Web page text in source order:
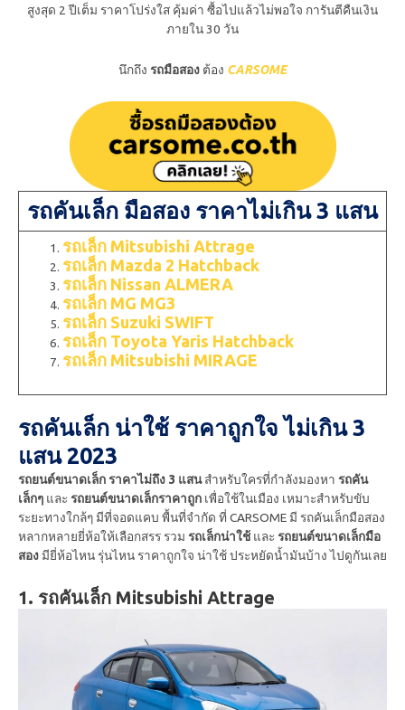
สูงสุด 2 ปีเต็ม ราคาโปร่งใส คุ้มค่า ซื้อไปแล้วไม่พอใจ การันตีคืนเงิน
ภายใน 30 วัน
นึกถึง รถมือสอง ต้อง CARSOME
รถคันเล็ก มือสอง ราคาไม่เกิน 3 แสน
รถเล็ก Mitsubishi Attrage
รถเล็ก Mazda 2 Hatchback
รถเล็ก Nissan ALMERA
รถเล็ก MG MG3
รถเล็ก Suzuki SWIFT
รถเล็ก Toyota Yaris Hatchback
รถเล็ก Mitsubishi MIRAGE
รถคันเล็ก น่าใช้ ราคาถูกใจ ไม่เกิน 3
แสน 2023
รถยนต์ขนาดเล็ก ราคาไม่ถึง 3 แสนสำหรับใครที่กำลังมองหา รถคัน
เล็กๆ และ รถยนต์ขนาดเล็กราคาถูก เพื่อใช้ในเมือง เหมาะสำหรับขับ
ระยะทางใกล้ๆ มีที่จอดแคบ พื้นที่จำกัด ที่ CARSOME มี รถคันเล็กมือสอง
หลากหลายยี่ห้อให้เลือกสรร รวม รถเล็กน่าใช้และ รถยนต์ขนาดเล็กมือ
สอง มียี่ห้อไหน รุ่นไหน ราคาถูกใจ น่าใช้ ประหยัดน้ำมันบ้าง ไปดูกันเลย
1. รถคันเล็ก Mitsubishi Attrage